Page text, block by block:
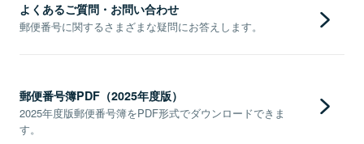
よくあるご質問・お問い合わせ
郵便番号に関するさまざまな疑問にお答えします。
郵便番号簿PDF（2025年度版）
2025年度版郵便番号簿をPDF形式でダウンロードできま
す。